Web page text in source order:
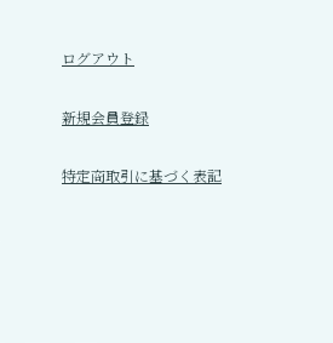
ログアウト
新規会員登録
特定商取引に基づく表記